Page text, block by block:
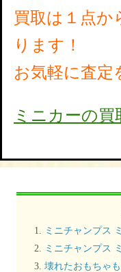
買取は１点か
ります！
お気軽に査定
ミニカーの
ミニチャンプス
ミニチャンプス
壊れたおもちゃ